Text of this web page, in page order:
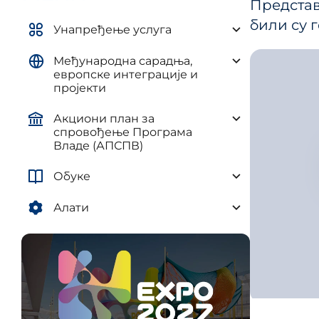
ЈЛС
израду средњорочних планова
и
били су
Унапређење услуга
Међународна сарадња,
европске интеграције и
пројекти
Акциони план за
спровођење Програма
Владе (АПСПВ)
Обуке
Алати